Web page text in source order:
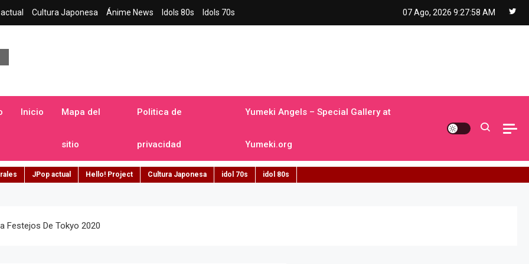
Cultura Japonesa Ánime News Idols 80s Idols 70s 07 Ago, 2026 9:27:59 AM
Inicio Mapa del
sitio
Politica de
privacidad
Yumeki Angels – Special Gallery at
Yumeki.org
JPop actual Hello! Project Cultura Japonesa idol 70s idol 80s
Festejos De Tokyo 2020